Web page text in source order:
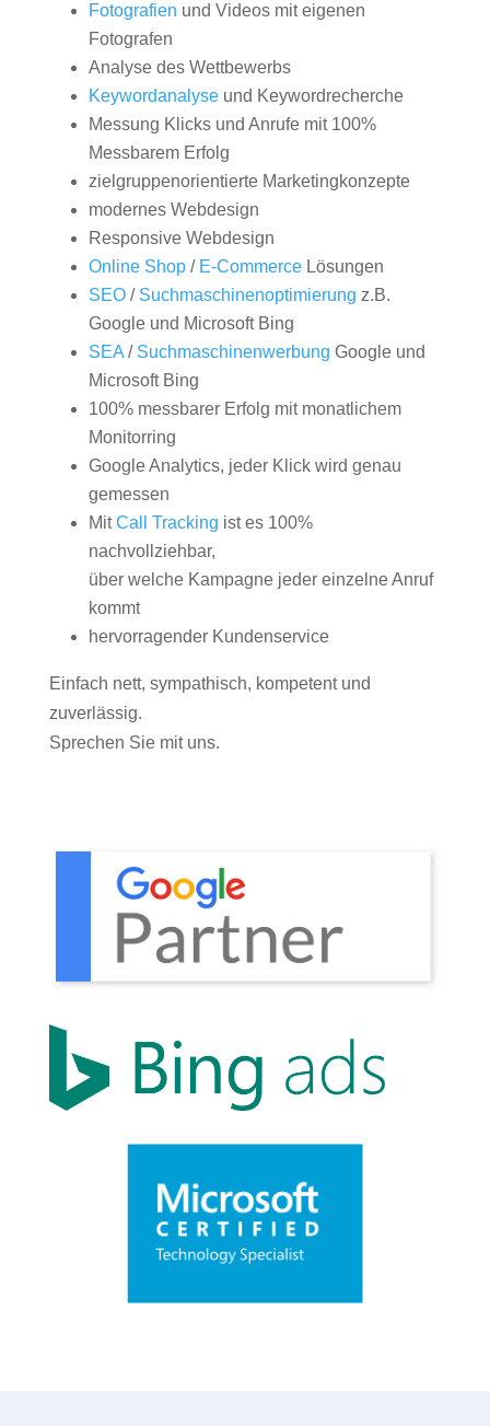
Fotografien und Videos mit eigenen
Fotografen
Analyse des Wettbewerbs
Keywordanalyseund Keywordrecherche
Messung Klicks und Anrufe mit 100%
Messbarem Erfolg
zielgruppenorientierte Marketingkonzepte
modernes Webdesign
Responsive Webdesign
Online Shop/ E-CommerceLösungen
SEO/ Suchmaschinenoptimierung z.B.
Google und Microsoft Bing
SEA/ Suchmaschinenwerbung Google und
Microsoft Bing
100% messbarer Erfolg mit monatlichem
Monitorring
Google Analytics, jeder Klick wird genau
gemessen
MitCall Tracking ist es 100%
nachvollziehbar,
über welche Kampagne jeder einzelne Anruf
kommt
hervorragender Kundenservice
Einfach nett, sympathisch, kompetent und
zuverlässig.
Sprechen Sie mit uns.